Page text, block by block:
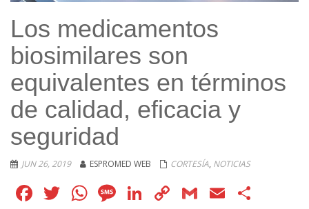
Los medicamentos
biosimilares son
equivalentes en términos
de calidad, eficacia y
seguridad
JUN 26, 2019 ESPROMED WEB CORTESÍA, NOTICIAS
Facebook
Twitter
WhatsApp
Message
LinkedIn
CopyGmailEmail